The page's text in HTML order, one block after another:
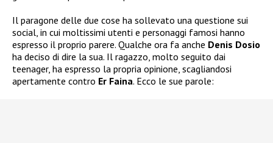
Il paragone delle due cose ha sollevato una questione sui
social, in cui moltissimi utenti e personaggi famosi hanno
espresso il proprio parere. Qualche ora fa anche Denis Dosio
ha deciso di dire la sua. Il ragazzo, molto seguito dai
teenager, ha espresso la propria opinione, scagliandosi
apertamente contro Er Faina. Ecco le sue parole: